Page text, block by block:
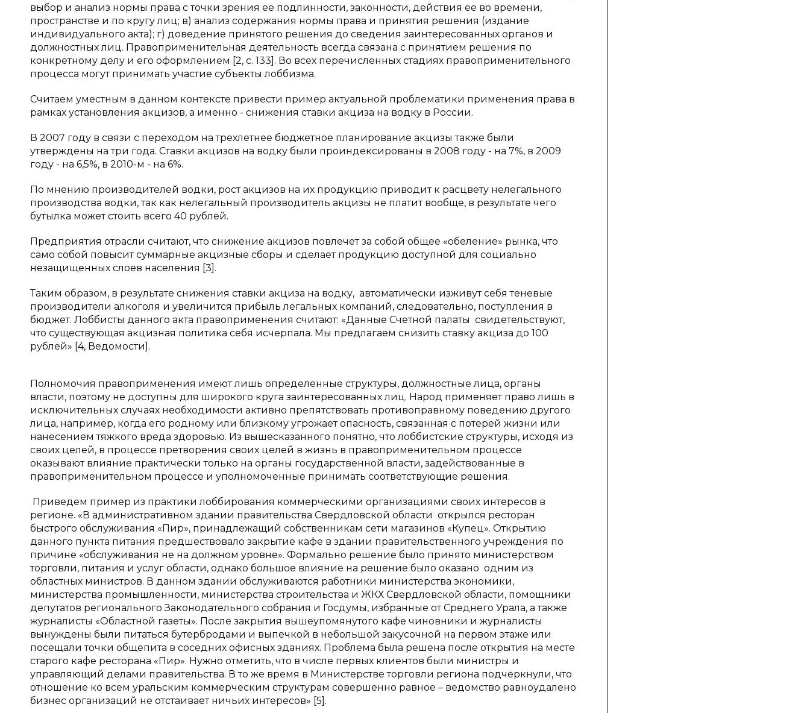
выбор и анализ нормы права с точки зрения ее подлинности, законности, действия ее во времени,
пространстве и по кругу лиц; в) анализ содержания нормы права и принятия решения (издание
индивидуального акта); г) доведение принятого решения до сведения заинтересованных органов и
должностных лиц. Правоприменительная деятельность всегда связана с принятием решения по
конкретному делу и его оформлением [2, с. 133]. Во всех перечисленных стадиях правоприменительного
процесса могут принимать участие субъекты лоббизма.
Считаем уместным в данном контексте привести пример актуальной проблематики применения права в
рамках установления акцизов, а именно - снижения ставки акциза на водку в России.
В 2007 году в связи с переходом на трехлетнее бюджетное планирование акцизы также были
утверждены на три года. Ставки акцизов на водку были проиндексированы в 2008 году - на 7%, в 2009
году - на 6,5%, в 2010-м - на 6%.
По мнению производителей водки, рост акцизов на их продукцию приводит к расцвету нелегального
производства водки, так как нелегальный производитель акцизы не платит вообще, в результате чего
бутылка может стоить всего 40 рублей.
Предприятия отрасли считают, что снижение акцизов повлечет за собой общее «обеление» рынка, что
само собой повысит суммарные акцизные сборы и сделает продукцию доступной для социально
незащищенных слоев населения [3].
Таким образом, в результате снижения ставки акциза на водку, автоматически изживут себя теневые
производители алкоголя и увеличится прибыль легальных компаний, следовательно, поступления в
бюджет. Лоббисты данного акта правоприменения считают: «Данные Счетной палаты свидетельствуют,
что существующая акцизная политика себя исчерпала. Мы предлагаем снизить ставку акциза до 100
рублей» [4, Ведомости].
Полномочия правоприменения имеют лишь определенные структуры, должностные лица, органы
власти, поэтому не доступны для широкого круга заинтересованных лиц. Народ применяет право лишь в
исключительных случаях необходимости активно препятствовать противоправному поведению другого
лица, например, когда его родному или близкому угрожает опасность, связанная с потерей жизни или
нанесением тяжкого вреда здоровью. Из вышесказанного понятно, что лоббистские структуры, исходя из
своих целей, в процессе претворения своих целей в жизнь в правоприменительном процессе
оказывают влияние практически только на органы государственной власти, задействованные в
правоприменительном процессе и уполномоченные принимать соответствующие решения.
Приведем пример из практики лоббирования коммерческими организациями своих интересов в
регионе. «В административном здании правительства Свердловской области открылся ресторан
быстрого обслуживания «Пир», принадлежащий собственникам сети магазинов «Купец». Открытию
данного пункта питания предшествовало закрытие кафе в здании правительственного учреждения по
причине «обслуживания не на должном уровне». Формально решение было принято министерством
торговли, питания и услуг области, однако большое влияние на решение было оказано одним из
областных министров. В данном здании обслуживаются работники министерства экономики,
министерства промышленности, министерства строительства и ЖКХ Свердловской области, помощники
депутатов регионального Законодательного собрания и Госдумы, избранные от Среднего Урала, а также
журналисты «Областной газеты». После закрытия вышеупомянутого кафе чиновники и журналисты
вынуждены были питаться бутербродами и выпечкой в небольшой закусочной на первом этаже или
посещали точки общепита в соседних офисных зданиях. Проблема была решена после открытия на месте
старого кафе ресторана «Пир». Нужно отметить, что в числе первых клиентов были министры и
управляющий делами правительства. В то же время в Министерстве торговли региона подчеркнули, что
отношение ко всем уральским коммерческим структурам совершенно равное – ведомство равноудалено
бизнес организаций не отстаивает ничьих интересов» [5].